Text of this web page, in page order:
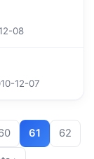
08
12-07
61 62